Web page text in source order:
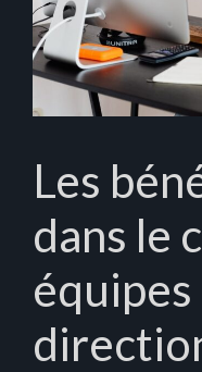
Les
dans le
équipes